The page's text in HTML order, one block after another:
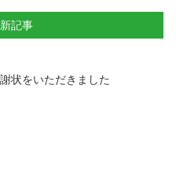
記事
状をいただきました